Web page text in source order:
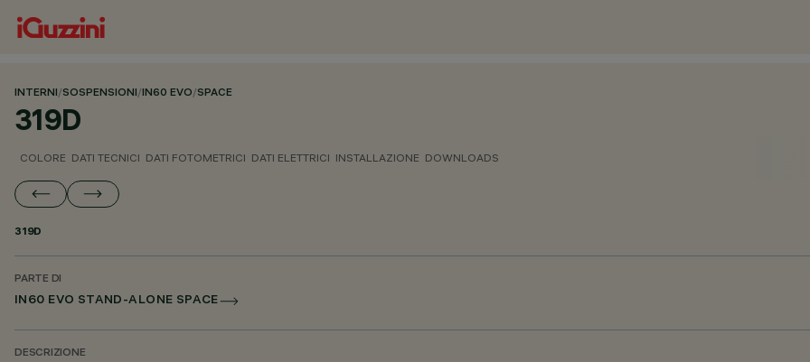
INTERNI/SOSPENSIONI/IN60 EVO/SPACE
319D
COLORE DATI TECNICI DATI FOTOMETRICI DATI ELETTRICI INSTALLAZIONE DOWNLOADS
319D
PARTE DI
IN60 EVO STAND-ALONE SPACE
DESCRIZIONE